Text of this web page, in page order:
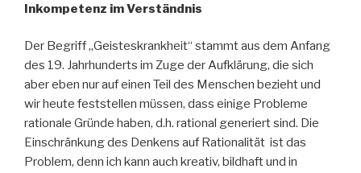
Inkompetenz im Verständnis
Der Begriff „Geisteskrankheit“ stammt aus dem Anfang
des 19. Jahrhunderts im Zuge der Aufklärung, die sich
aber eben nur auf einen Teil des Menschen bezieht und
wir heute feststellen müssen, dass einige Probleme
rationale Gründe haben, d.h. rational generiert sind. Die
Einschränkung des Denkens auf Rationalität ist das
Problem, denn ich kann auch kreativ, bildhaft und in